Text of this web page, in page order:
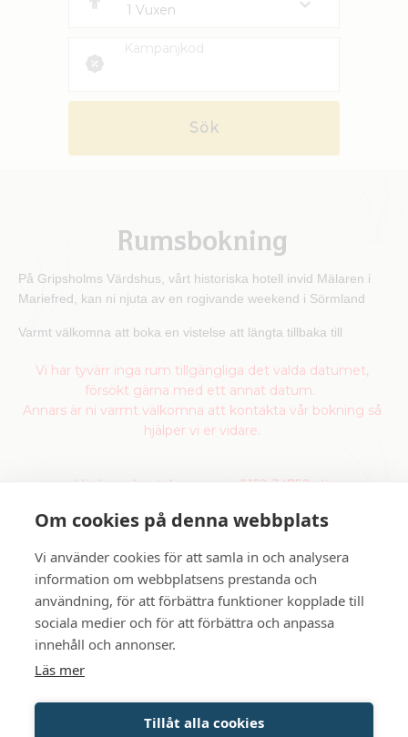
Om cookies på denna webbplats
Vi använder cookies för att samla in och analysera
information om webbplatsens prestanda och
användning, för att förbättra funktioner kopplade till
sociala medier och för att förbättra och anpassa
innehåll och annonser.
Läs mer
Tillåt alla cookies
Kampanjkod
Sök
Rumsbokning
På Gripsholms Värdshus, vårt historiska hotell invid Mälaren i
Mariefred, kan ni njuta av en rogivande weekend i Sörmland
Varmt välkomna att boka en vistelse att längta tillbaka till
Vi har tyvärr inga rum tillgängliga det valda datumet,
försökt gärna med ett annat datum.
Annars är ni varmt välkomna att kontakta vår bokning så
hjälper vi er vidare.
Vänligen kontakta oss via 0159-34750 alt